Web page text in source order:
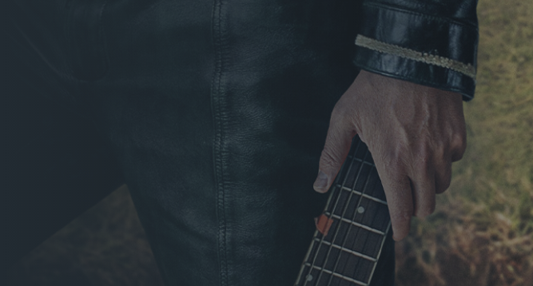
tl_no-data-error